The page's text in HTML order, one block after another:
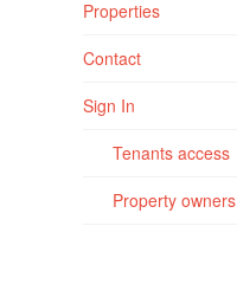
Properties
Contact
Sign In
Tenants access
Property owners